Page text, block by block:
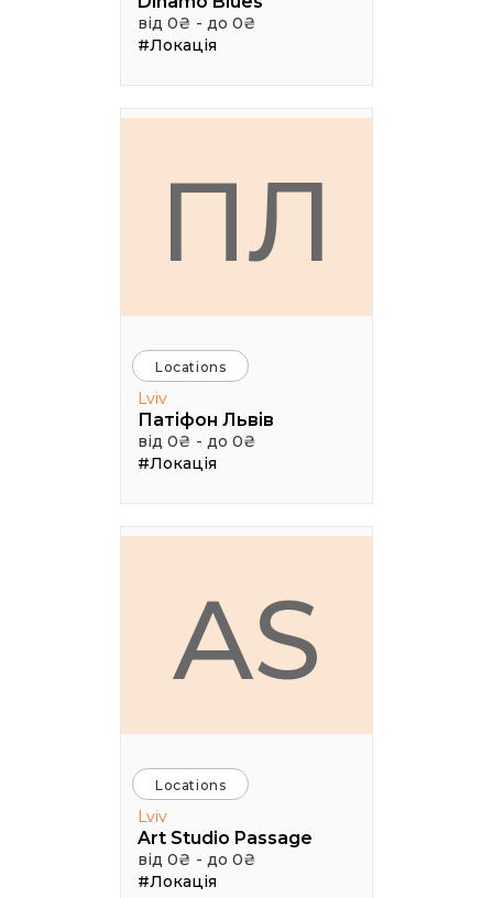
від 0₴ - до 0₴
#Локація
ПЛ
Locations
Lviv
Патіфон Львів
від 0₴ - до 0₴
#Локація
AS
Locations
Lviv
Art Studio Passage
від 0₴ - до 0₴
#Локація